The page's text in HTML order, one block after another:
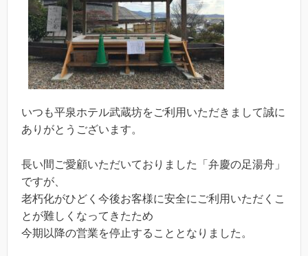
いつも平泉ホテル武蔵坊をご利用いただきまして誠に
ありがとうございます。
長い間ご愛顧いただいておりました「弁慶の足湯舟」
ですが、
老朽化がひどく今後お客様に安全にご利用いただくこ
とが難しくなってきたため
今期以降の営業を停止することとなりました。